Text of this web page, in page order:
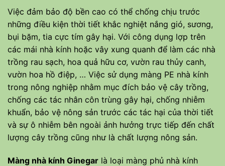
Việc đảm bảo độ bền cao có thể chống chịu trước
những điều kiện thời tiết khắc nghiệt nắng gió, sương,
bụi bặm, tia cực tím gây hại. Với công dụng lợp trên
các mái nhà kính hoặc vây xung quanh để làm các nhà
trồng rau sạch, hoa quả hữu cơ, vườn rau thủy canh,
vườn hoa hồ điệp, … Việc sử dụng màng PE nhà kính
trong nông nghiệp nhằm mục đích bảo vệ cây trồng,
chống các tác nhân côn trùng gây hại, chống nhiễm
khuẩn, bảo vệ nông sản trước các tác hại của thời tiết
và sự ô nhiễm bên ngoài ảnh hưởng trực tiếp đến chất
lượng cây trồng cũng như là chất lượng nông sản.
Màng nhà kính Ginegar là loại màng phủ nhà kính